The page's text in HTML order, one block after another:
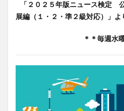
「２０２５年版ニュース検定
展編（１・２・準２級対応）」よ
＊＊毎週水